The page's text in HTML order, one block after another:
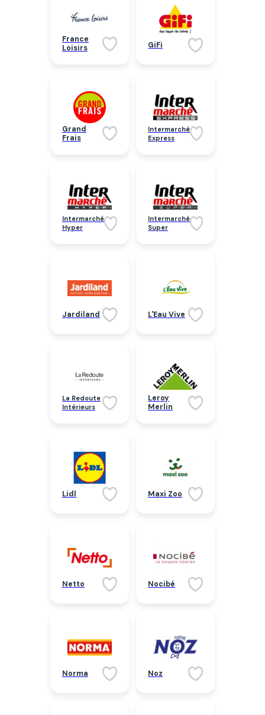
France
Loisirs
GiFi
Grand
Frais
Intermarché
Express
Intermarché
Hyper
Intermarché
Super
Jardiland L'Eau Vive
La Redoute
Intérieurs
Leroy
Merlin
Lidl Maxi Zoo
Netto Nocibé
Norma Noz